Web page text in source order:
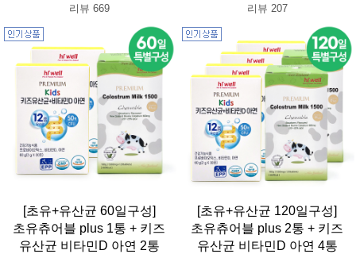
리뷰 669 리뷰 207
[초유+유산균 60일구성]
초유츄어블 plus 1통 + 키즈
유산균 비타민D 아연 2통
[초유+유산균 120일구성]
초유츄어블 plus 2통 + 키즈
유산균 비타민D 아연 4통